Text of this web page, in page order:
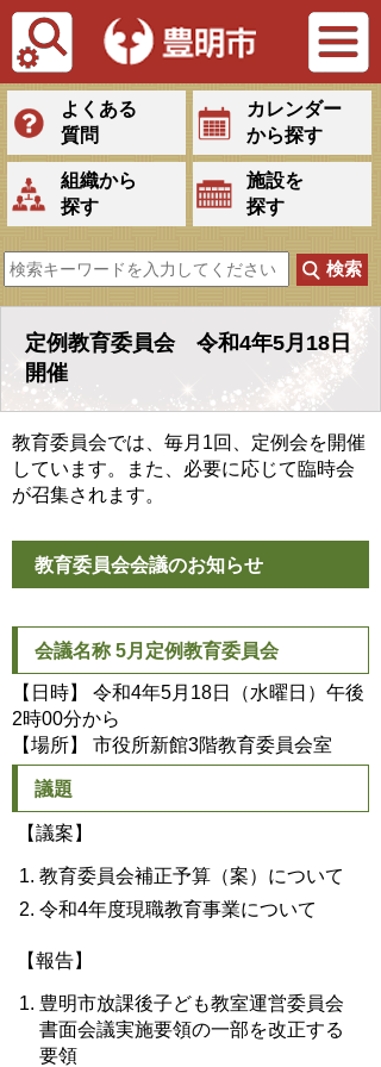
Tiếng Việt
よくある
質問
カレンダー
から探す
組織から
探す
施設を
探す
定例教育委員会 令和4年5月18日
開催
教育委員会では、毎月1回、定例会を開催
しています。また、必要に応じて臨時会
が召集されます。
教育委員会会議のお知らせ
会議名称 5月定例教育委員会
【日時】 令和4年5月18日（水曜日）午後
2時00分から
【場所】 市役所新館3階教育委員会室
議題
【議案】
教育委員会補正予算（案）について
令和4年度現職教育事業について
【報告】
豊明市放課後子ども教室運営委員会
書面会議実施要領の一部を改正する
要領